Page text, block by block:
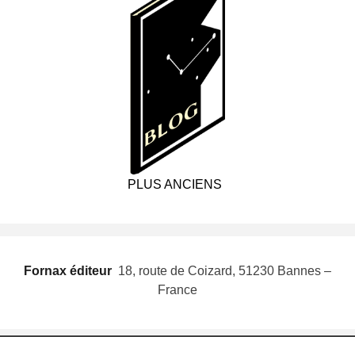
PLUS ANCIENS
Fornax éditeur  18, route de Coizard, 51230 Bannes –
France